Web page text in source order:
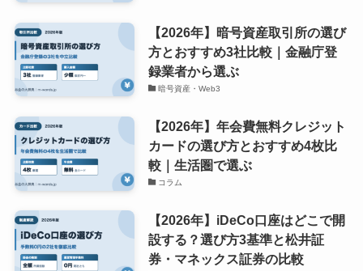
【2026年】暗号資産取引所の選び
方とおすすめ3社比較｜金融庁登
録業者から選ぶ
暗号資産・Web3
【2026年】年会費無料クレジット
カードの選び方とおすすめ4枚比
較｜生活圏で選ぶ
コラム
【2026年】iDeCo口座はどこで開
設する？選び方3基準と松井証
券・マネックス証券の比較